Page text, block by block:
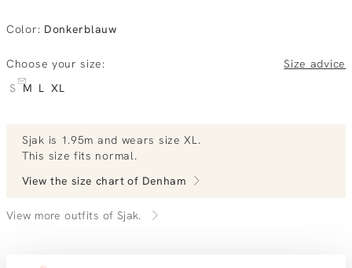
Color: Donkerblauw
Choose your size:
Size advice
S M L XL
Sjak is 1.95m and wears size XL.
This size fits normal .
View the size chart of Denham
View more outfits of Sjak.